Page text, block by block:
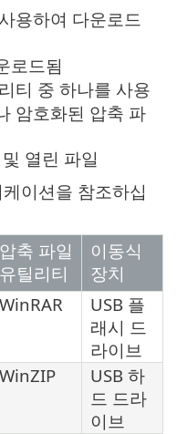
용하여 다운로드
로드됨
티 중 하나를 사용
암호화된 압축 파
열린 파일
이션을 참조하십
압축 파일
유틸리티
이동식
장치
WinRAR
USB 플
래시 드
라이브
WinZIP
USB 하
드 드라
이브